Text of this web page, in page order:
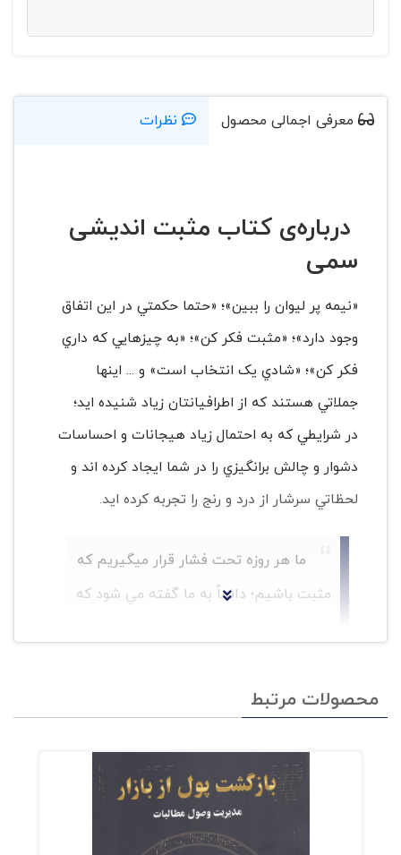
معرفی اجمالی محصول نظرات
درباره‌ی کتاب مثبت اندیشی
سمی
«نيمه پر ليوان را ببين»؛ «حتما حکمتي در اين اتفاق
وجود دارد»؛ «مثبت فکر کن»؛ «به چيزهايي که داري
فکر کن»؛ «شادي يک انتخاب است» و ... اينها
جملاتي هستند که از اطرافيانتان زياد شنيده ايد؛
در شرايطي که به احتمال زياد هيجانات و احساسات
دشوار و چالش برانگيزي را در شما ايجاد کرده اند و
لحظاتي سرشار از درد و رنج را تجربه کرده ايد.
ما هر روزه تحت فشار قرار ميگيريم که
مثبت باشيم؛ دائماً به ما گفته مي شود که
،فقدان جدايي و ساير چالش ها مواجه
احساسات واقعيمان و پردازش آن ها وجود
محصولات مرتبط